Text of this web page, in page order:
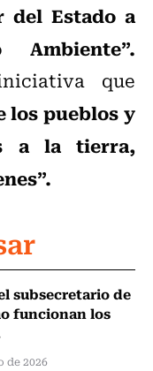
del Estado a
que
los pueblos y
a la tierra,
subsecretario de
funcionan los
de 2026